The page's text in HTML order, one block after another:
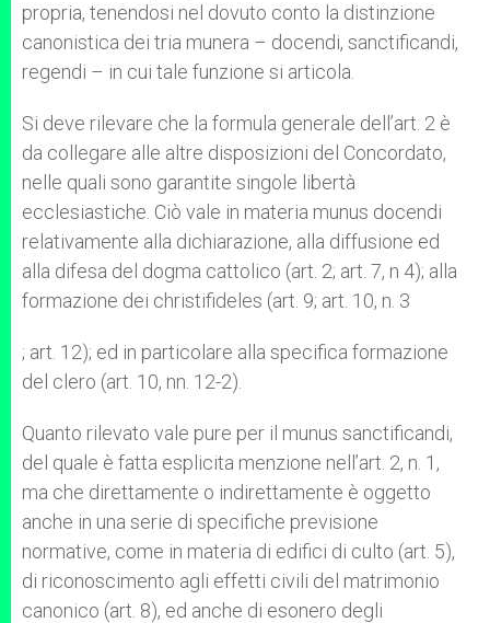
propria, tenendosi nel dovuto conto la distinzione
canonistica dei tria munera – docendi, sanctificandi,
regendi – in cui tale funzione si articola.
Si deve rilevare che la formula generale dell’art. 2 è
da collegare alle altre disposizioni del Concordato,
nelle quali sono garantite singole libertà
ecclesiastiche. Ciò vale in materia munus docendi
relativamente alla dichiarazione, alla diffusione ed
alla difesa del dogma cattolico (art. 2; art. 7, n 4); alla
formazione dei christifideles (art. 9; art. 10, n. 3
; art. 12); ed in particolare alla specifica formazione
del clero (art. 10, nn. 12-2).
Quanto rilevato vale pure per il munus sanctificandi,
del quale è fatta esplicita menzione nell’art. 2, n. 1,
ma che direttamente o indirettamente è oggetto
anche in una serie di specifiche previsione
normative, come in materia di edifici di culto (art. 5),
di riconoscimento agli effetti civili del matrimonio
canonico (art. 8), ed anche di esonero degli